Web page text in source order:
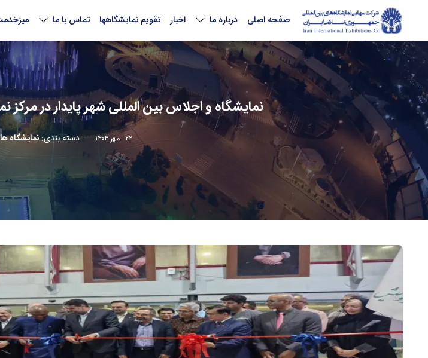
صفحه اصلی درباره ما اخبار تقویم نمایشگاهها تماس با ما
نمایشگاه و‌ اجلاس بین المللی شهر پایدار در
۲۲ مهر ۱۴۰۴ دسته بندی:نمایشگاه